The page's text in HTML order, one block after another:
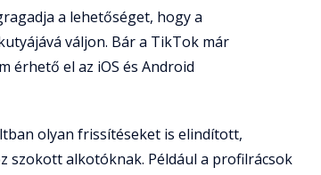
a lehetőséget, hogy a
váljon. Bár a TikTok már
érhető el az iOS és Android
olyan frissítéseket is elindított,
szokott alkotóknak. Például a profilrácsok